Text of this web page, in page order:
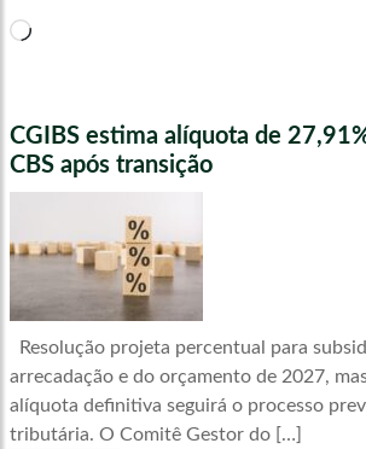
Carregando...
CGIBS estima alíquota de
CBS após transição
Resolução projeta percentual para
arrecadação e do orçamento de 2027,
alíquota definitiva seguirá o processo
tributária. O Comitê Gestor do […]